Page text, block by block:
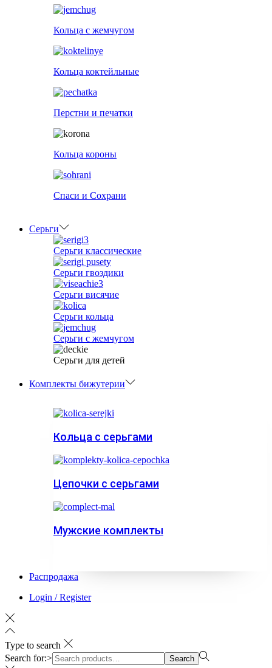
Кольца с жемчугом
Кольца коктейльные
Перстни и печатки
Кольца короны
Спаси и Сохрани
Серьги
Серьги классические
Серьги гвоздики
Серьги висячие
Серьги кольца
Серьги с жемчугом
Серьги для детей
Комплекты бижутерии
Кольца с серьгами
Цепочки с серьгами
Мужские комплекты
Распродажа
Login / Register
Type to search
Search for:>
Search